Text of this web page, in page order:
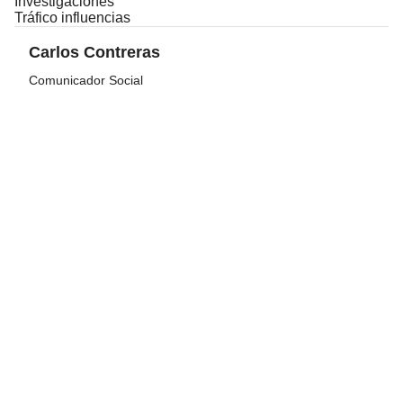
Tráfico influencias
Carlos Contreras
Comunicador Social